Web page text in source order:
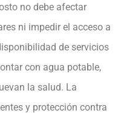
no debe afectar
ni impedir el acceso a
de servicios
con agua potable,
la salud. La
y protección contra